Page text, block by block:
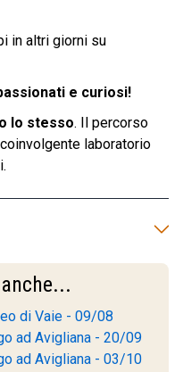
in altri giorni su
e curiosi!
lo stesso. Il percorso
laboratorio
di Vaie - 09/08
ad Avigliana - 20/09
ad Avigliana - 03/10